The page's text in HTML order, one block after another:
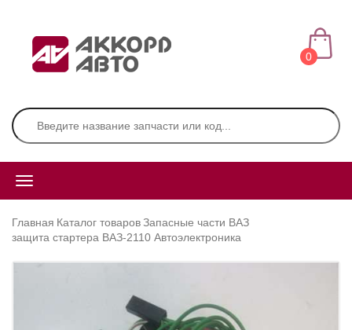
0
Главная Каталог товаровЗапасные части ВАЗ
защита стартера ВАЗ-2110 Автоэлектроника